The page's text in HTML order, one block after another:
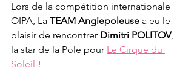
Lors de la compétition internationale
OIPA, La TEAM Angiepoleuse a eu le
plaisir de rencontrer Dimitri POLITOV,
la star de la Pole pour Le Cirque du
Soleil !